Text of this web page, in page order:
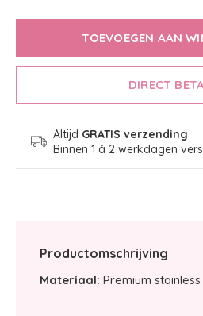
TOEVOEGEN AAN
DIRECT
Altijd GRATIS verzending
Binnen 1 á 2 werkdagen
Productomschrijving
Materiaal: Premium